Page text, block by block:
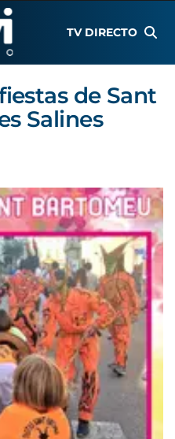
TV DIRECTO
de Sant
Salines